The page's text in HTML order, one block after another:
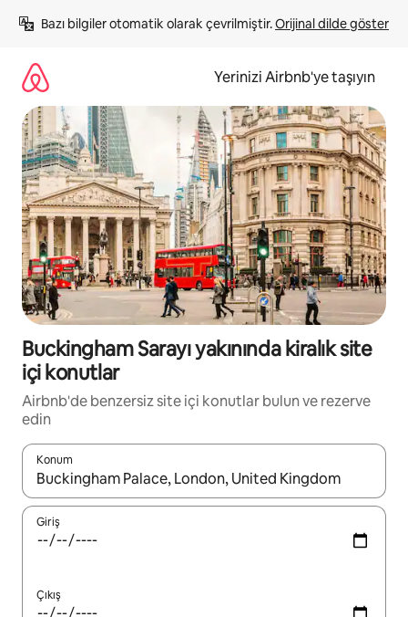
atla
Bazı bilgiler otomatik olarak çevrilmiştir. Orijinal dilde göster
Yerinizi Airbnb'ye taşıyın
Buckingham Sarayı yakınında kiralık site
içi konutlar
Airbnb'de benzersiz site içi konutlar bulun ve rezerve
edin
Konum
Sonuçlar kullanılabilir olduğunda yukarı ve aşağı oklarıyla
Giriş
Çıkış